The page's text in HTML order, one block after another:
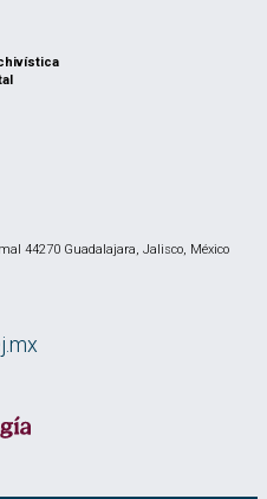
44270 Guadalajara, Jalisco, México